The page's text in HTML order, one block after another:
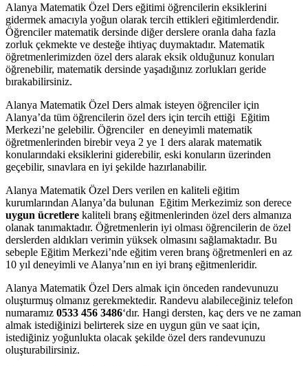
Alanya Matematik Özel Ders eğitimi öğrencilerin eksiklerini
gidermek amacıyla yoğun olarak tercih ettikleri eğitimlerdendir.
Öğrenciler matematik dersinde diğer derslere oranla daha fazla
zorluk çekmekte ve desteğe ihtiyaç duymaktadır. Matematik
öğretmenlerimizden özel ders alarak eksik olduğunuz konuları
öğrenebilir, matematik dersinde yaşadığınız zorlukları geride
bırakabilirsiniz.
Alanya Matematik Özel Ders almak isteyen öğrenciler için
Alanya’da tüm öğrencilerin özel ders için tercih ettiği Eğitim
Merkezi’ne gelebilir. Öğrenciler en deneyimli matematik
öğretmenlerinden birebir veya 2 ye 1 ders alarak matematik
konularındaki eksiklerini giderebilir, eski konuların üzerinden
geçebilir, sınavlara en iyi şekilde hazırlanabilir.
Alanya Matematik Özel Ders verilen en kaliteli eğitim
kurumlarından Alanya’da bulunan Eğitim Merkezimiz son derece
uygun ücretlere kaliteli branş eğitmenlerinden özel ders almanıza
olanak tanımaktadır. Öğretmenlerin iyi olması öğrencilerin de özel
derslerden aldıkları verimin yüksek olmasını sağlamaktadır. Bu
sebeple Eğitim Merkezi’nde eğitim veren branş öğretmenleri en az
10 yıl deneyimli ve Alanya’nın en iyi branş eğitmenleridir.
Alanya Matematik Özel Ders almak için önceden randevunuzu
oluşturmuş olmanız gerekmektedir. Randevu alabileceğiniz telefon
numaramız 0533 456 3486‘dır. Hangi dersten, kaç ders ve ne zaman
almak istediğinizi belirterek size en uygun gün ve saat için,
istediğiniz yoğunlukta olacak şekilde özel ders randevunuzu
oluşturabilirsiniz.